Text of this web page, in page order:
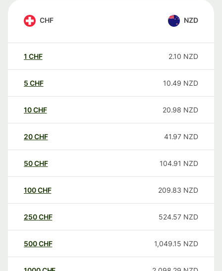
CHF NZD
1 CHF 2.10 NZD
5 CHF 10.49 NZD
10CHF 20.98 NZD
20CHF 41.97 NZD
50CHF 104.91 NZD
100CHF 209.83 NZD
250CHF 524.57 NZD
500CHF 1,049.15 NZD